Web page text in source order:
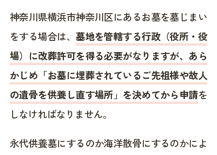
神奈川県横浜市神奈川区にあるお墓を墓じまい
をする場合は、墓地を管轄する行政（役所・役
場）に改葬許可を得る必要がなりますが、あら
かじめ「お墓に埋葬されているご先祖様や故人
の遺骨を供養し直す場所」を決めてから申請を
しなければなりません。
永代供養墓にするのか海洋散骨にするのかによ